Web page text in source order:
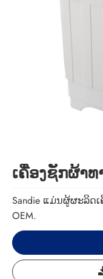
ເຄື່ອງຊັກຜ້າທ
Sandie ແມ່ນຜູ້ຜະລິດ
OEM.